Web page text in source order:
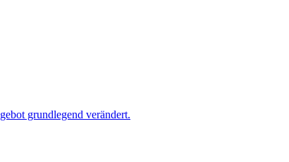
grundlegend verändert.